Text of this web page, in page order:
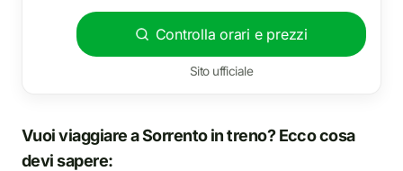
Controlla orari e prezzi
Sito ufficiale
Vuoi viaggiare a Sorrento intreno? Ecco cosa
devi sapere: